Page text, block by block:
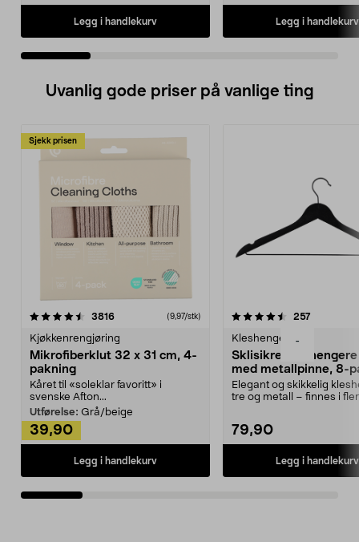
-
Legg i handlekurv Legg i handlekurv
Uvanlig gode priser på vanlige ting
Sjekk prisen
3816anmeldelser(9,97/stk)
Kjøkkenrengjøring
Mikrofiberklut 32 x 31 cm, 4-
pakning
Kåret til «soleklar favoritt» i
svenske Afton...
Utførelse: Grå/beige
39,90
Legg i handlekurv
4.5av 5 stjerner 257
Kleshengere
Sklisikre
med metallpinne, 8-
Elegant og skikkelig
tre og metall – finnes i
79,90
Legg i handlekurv
4.5av 5 stjerner